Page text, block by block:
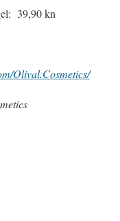
39,90 kn
Olival.Cosmetics/